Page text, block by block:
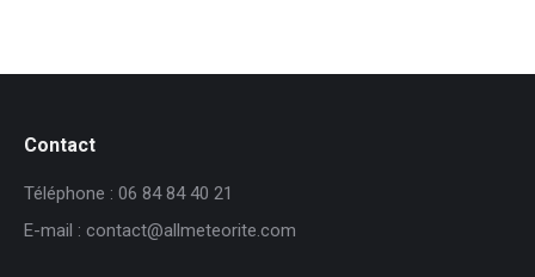
Contact
Téléphone : 06 84 84 40 21
E-mail : contact@allmeteorite.com